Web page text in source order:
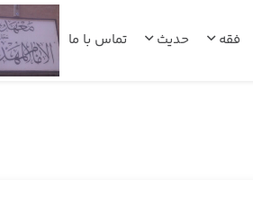
فقه حدیث تماس با ما